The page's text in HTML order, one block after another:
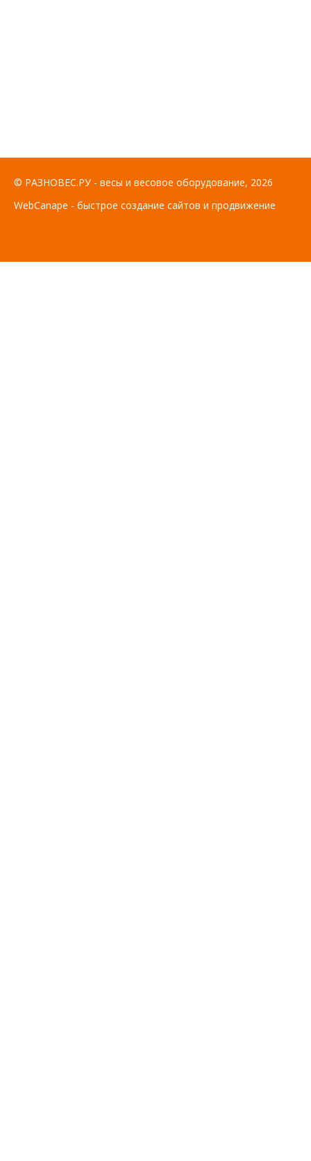
© РАЗНОВЕС.РУ - весы и весовое оборудование, 2026
WebCanape - быстрое создание сайтов и продвижение